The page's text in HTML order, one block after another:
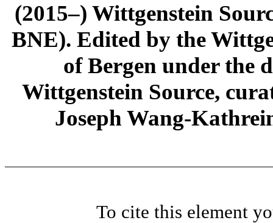
(2015–) Wittgenstein
BNE). Edited by the
of Bergen under the
Wittgenstein Source,
Joseph Wang-
To cite this element